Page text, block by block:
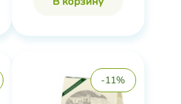
-11%